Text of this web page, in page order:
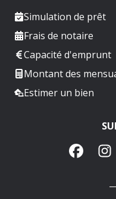
Simulation de prêt
Frais de notaire
Capacité d'emprunt
Montant des
Estimer un bien
Facebook